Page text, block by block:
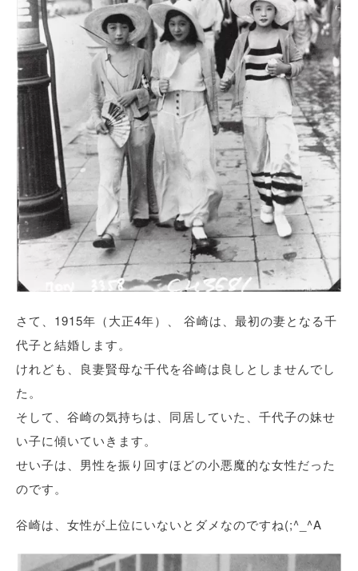
さて、1915年（大正4年）、 谷崎は、最初の妻となる千
代子と結婚します。
けれども、良妻賢母な千代を谷崎は良しとしませんでし
た。
そして、谷崎の気持ちは、同居していた、千代子の妹せ
い子に傾いていきます。
せい子は、男性を振り回すほどの小悪魔的な女性だった
のです。
谷崎は、女性が上位にいないとダメなのですね(;^_^A